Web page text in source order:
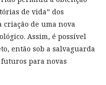
de vida” dos
criação de uma nova
Assim, é possível
então sob a salvaguarda
para novas